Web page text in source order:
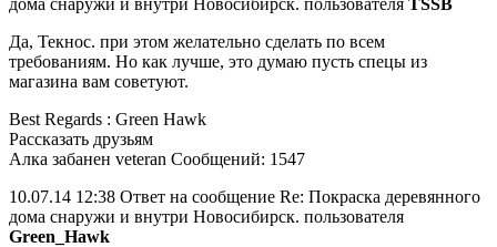
Да, Текнос. при этом желательно сделать по всем
требованиям. Но как лучше, это думаю пусть спецы из
магазина вам советуют.
Best Regards : Green Hawk
Рассказать друзьям
Алка забанен veteran Сообщений: 1547
10.07.14 12:38 Ответ на сообщение Re: Покраска деревянного
дома снаружи и внутри Новосибирск. пользователя
Green_Hawk